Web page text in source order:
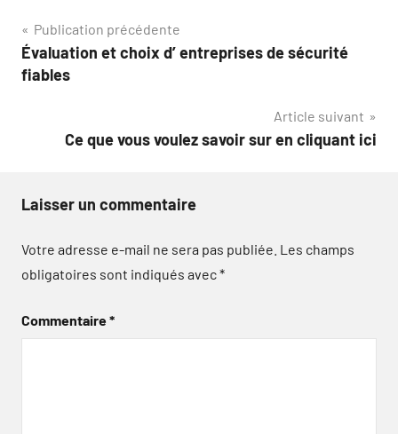
Navigation
de
Publication précédente
Évaluation et choix d’ entreprises de sécurité
fiables
Article suivant
Ce que vous voulez savoir sur en cliquant ici
Laisser un commentaire
Votre adresse e-mail ne sera pas publiée. Les champs
obligatoires sont indiqués avec*
Commentaire*